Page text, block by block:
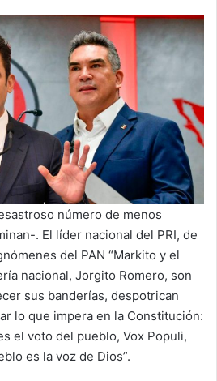
número de menos
. El líder nacional del PRI, de
del PAN “Markito y el
nacional, Jorgito Romero, son
sus banderías, despotrican
lo que impera en la Constitución:
el voto del pueblo, Vox Populi,
es la voz de Dios”.